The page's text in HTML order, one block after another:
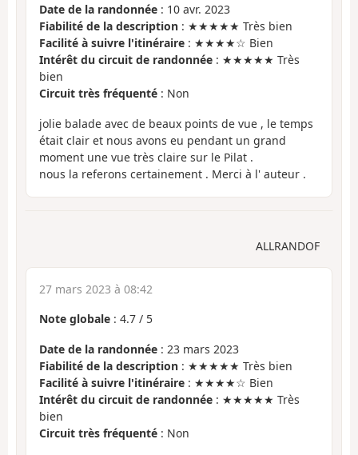
Date de la randonnée : 10 avr. 2023
Fiabilité de la description : ★★★★★ Très bien
Facilité à suivre l'itinéraire : ★★★★☆ Bien
Intérêt du circuit de randonnée : ★★★★★ Très
bien
Circuit très fréquenté : Non
jolie balade avec de beaux points de vue , le temps
était clair et nous avons eu pendant un grand
moment une vue très claire sur le Pilat .
nous la referons certainement . Merci à l' auteur .
ALLRANDOF
27 mars 2023 à 08:42
Note globale : 4.7 / 5
Date de la randonnée : 23 mars 2023
Fiabilité de la description : ★★★★★ Très bien
Facilité à suivre l'itinéraire : ★★★★☆ Bien
Intérêt du circuit de randonnée : ★★★★★ Très
bien
Circuit très fréquenté : Non